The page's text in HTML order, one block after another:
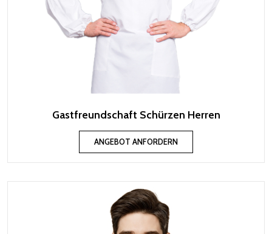
Gastfreundschaft Schürzen Herren
ANGEBOT ANFORDERN